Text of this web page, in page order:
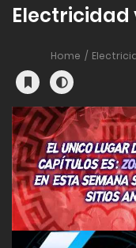
Electricidad
Home